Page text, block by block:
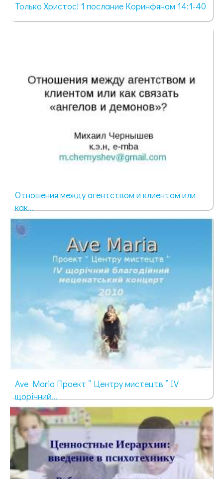
Только Христос! 1 послание Коринфянам 14:1-40
Отношения между агентством и клиентом или
как...
366 просмотров
Ave Maria Проект “ Центру мистецтв ” IV
щорічний...
24 просмотра